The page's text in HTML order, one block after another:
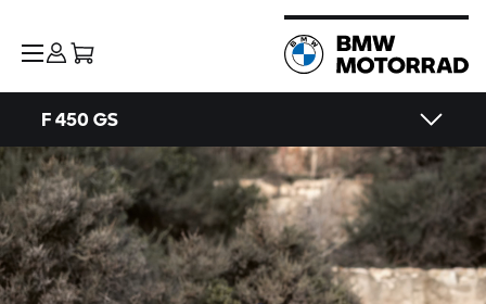
F 450 GS